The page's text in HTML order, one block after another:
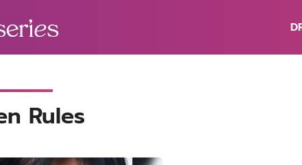
Rules